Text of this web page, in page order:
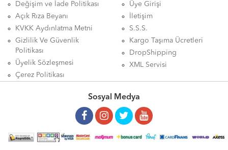
Değişim ve İade Politikası
Açık Rıza Beyanı
KVKK Aydınlatma Metni
Gizlilik Ve Güvenlik
Politikası
Üyelik Sözleşmesi
Çerez Politikası
Üye Girişi
İletişim
S.S.S.
Kargo Taşıma Ücretleri
DropShipping
XML Servisi
Sosyal Medya